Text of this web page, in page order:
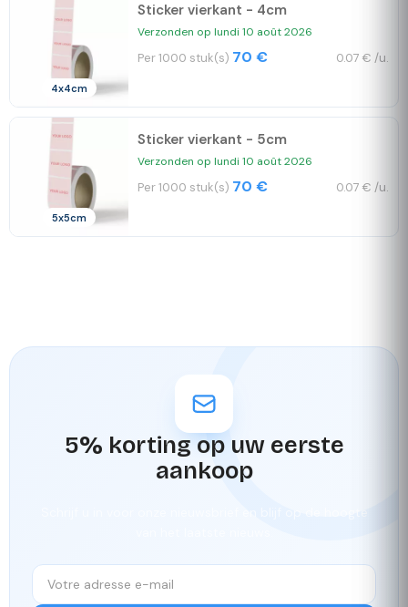
4x4cm
Sticker vierkant - 4cm
Verzonden op lundi 10 août 2026
Per 1000 stuk(s) 70 € 0.07 € /u.
5x5cm
Sticker vierkant - 5cm
Verzonden op lundi 10 août 2026
Per 1000 stuk(s) 70 € 0.07 € /u.
5% korting op uw eerste
aankoop